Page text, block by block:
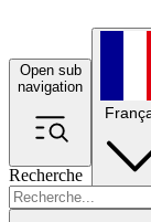
Open sub
navigation
Recherche